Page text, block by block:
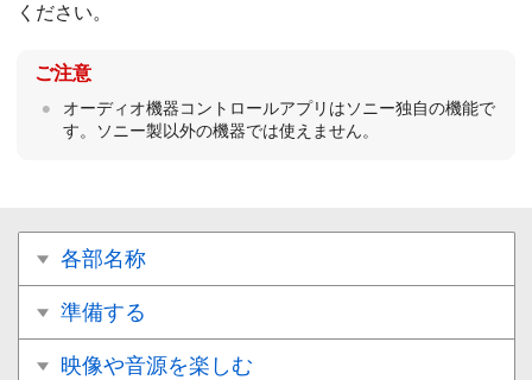
ください。
ご注意
オーディオ機器コントロールアプリはソニー独自の機能で
す。ソニー製以外の機器では使えません。
各部名称
準備する
映像や音源を楽しむ